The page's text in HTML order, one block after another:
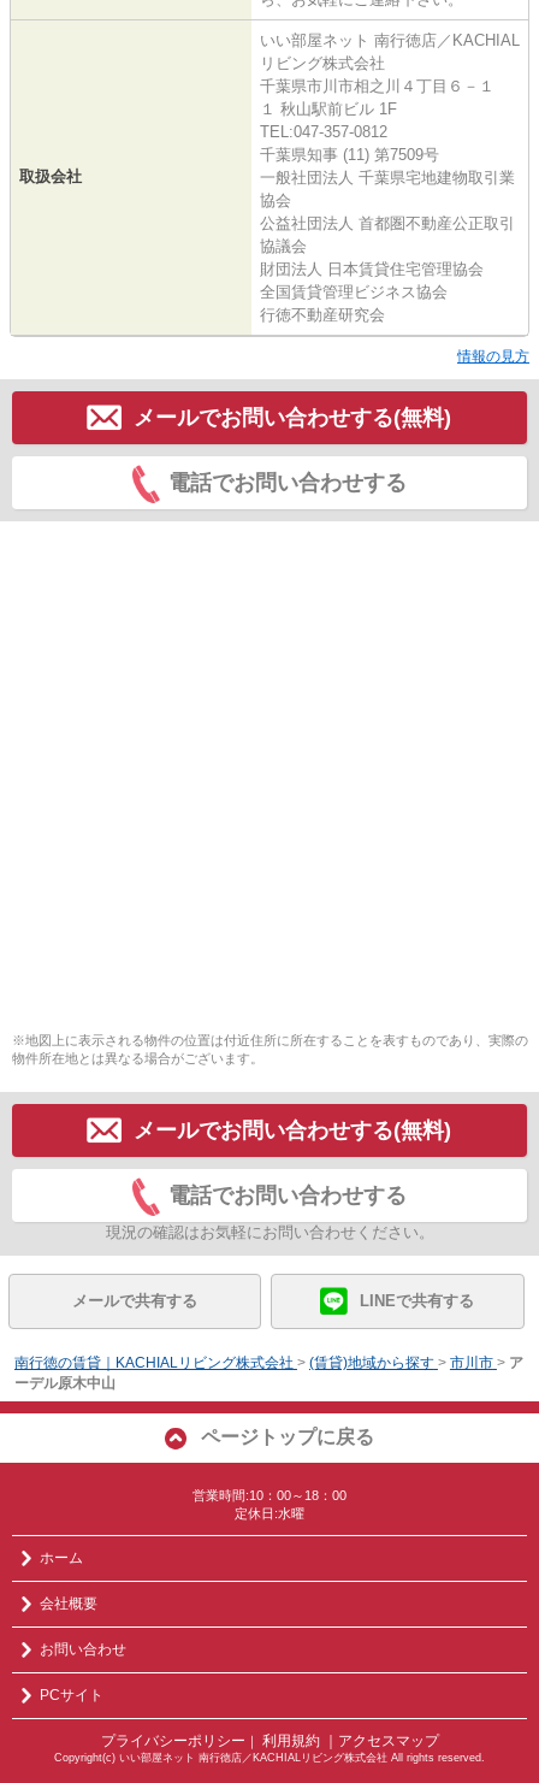
取扱会社
いい部屋ネット 南行徳店／KACHIAL
リビング株式会社
千葉県市川市相之川４丁目６－１
１ 秋山駅前ビル 1F
TEL:047-357-0812
千葉県知事 (11) 第7509号
一般社団法人 千葉県宅地建物取引業
協会
公益社団法人 首都圏不動産公正取引
協議会
財団法人 日本賃貸住宅管理協会
全国賃貸管理ビジネス協会
行徳不動産研究会
情報の見方
メールでお問い合わせする(無料)
電話でお問い合わせする
※地図上に表示される物件の位置は付近住所に所在することを表すものであり、実際の
物件所在地とは異なる場合がございます。
メールでお問い合わせする(無料)
電話でお問い合わせする
現況の確認はお気軽にお問い合わせください。
メールで共有する LINEで共有する
南行徳の賃貸｜KACHIALリビング株式会社 > (賃貸)地域から探す > 市川市 > ア
ーデル原木中山
ページトップに戻る
営業時間:10：00～18：00
定休日:水曜
ホーム
会社概要
お問い合わせ
PCサイト
プライバシーポリシー 利用規約 ｜アクセスマップ
Copyright(c) いい部屋ネット 南行徳店／KACHIALリビング株式会社 All rights reserved.